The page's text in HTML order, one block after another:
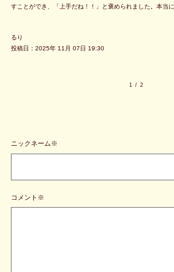
すことができ、「上手だね！！」と褒められました。本当
るり
投稿日：2025年 11月 07日 19:30
1 / 2
ニックネーム※
コメント※